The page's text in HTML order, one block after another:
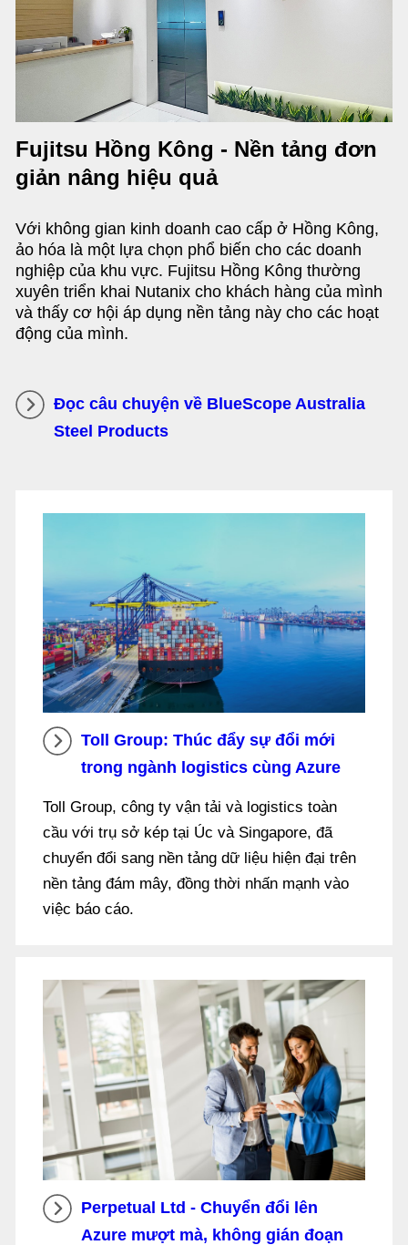
Fujitsu Hồng Kông - Nền tảng đơn
giản nâng hiệu quả
Với không gian kinh doanh cao cấp ở Hồng Kông,
ảo hóa là một lựa chọn phổ biến cho các doanh
nghiệp của khu vực. Fujitsu Hồng Kông thường
xuyên triển khai Nutanix cho khách hàng của mình
và thấy cơ hội áp dụng nền tảng này cho các hoạt
động của mình.
Đọc câu chuyện về BlueScope Australia
Steel Products
Toll Group: Thúc đẩy sự đổi mới
trong ngành logistics cùng Azure
Toll Group, công ty vận tải và logistics toàn
cầu với trụ sở kép tại Úc và Singapore, đã
chuyển đổi sang nền tảng dữ liệu hiện đại trên
nền tảng đám mây, đồng thời nhấn mạnh vào
việc báo cáo.
Perpetual Ltd - Chuyển đổi lên
Azure mượt mà, không gián đoạn